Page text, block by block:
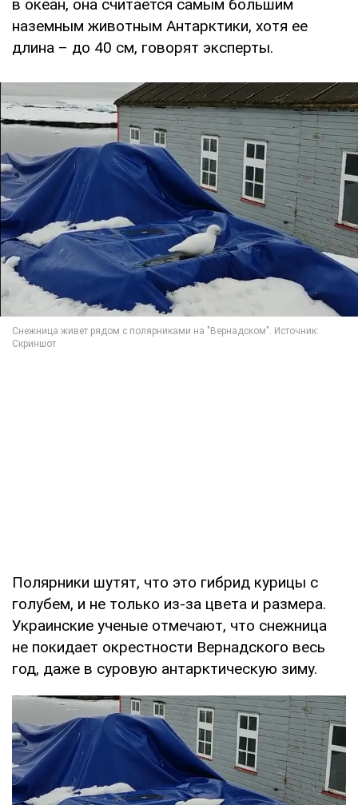
в океан, она считается самым большим
наземным животным Антарктики, хотя ее
длина – до 40 см, говорят эксперты.
Полярники шутят, что это гибрид курицы с
голубем, и не только из-за цвета и размера.
Украинские ученые отмечают, что снежница
не покидает окрестности Вернадского весь
год, даже в суровую антарктическую зиму.